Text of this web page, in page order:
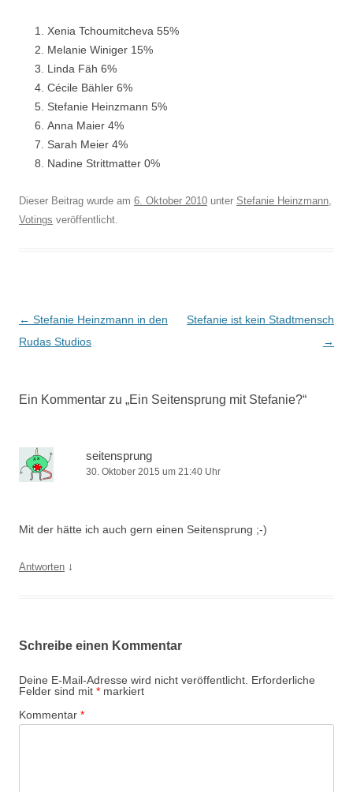
Xenia Tchoumitcheva 55%
Melanie Winiger 15%
Linda Fäh 6%
Cécile Bähler 6%
Stefanie Heinzmann 5%
Anna Maier 4%
Sarah Meier 4%
Nadine Strittmatter 0%
Dieser Beitrag wurde am 6. Oktober 2010 unter Stefanie Heinzmann,
Votings veröffentlicht.
Beitragsnavigation
← Stefanie Heinzmann in den
Rudas Studios
Stefanie ist kein Stadtmensch
→
Ein Kommentar zu „Ein Seitensprung mit Stefanie?“
seitensprung
30. Oktober 2015 um 21:40 Uhr
Mit der hätte ich auch gern einen Seitensprung ;-)
Antworten ↓
Schreibe einen Kommentar
Deine E-Mail-Adresse wird nicht veröffentlicht. Erforderliche
Felder sind mit * markiert
Kommentar *